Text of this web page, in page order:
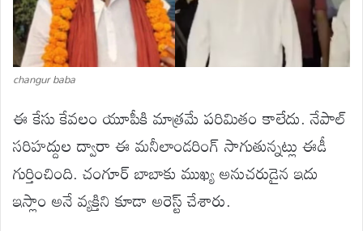
changur baba
ఈ కేసు కేవలం యూపీకి మాత్రమే పరిమితం కాలేదు. నేపాల్
సరిహద్దుల ద్వారా ఈ మనీలాండరింగ్ సాగుతున్నట్లు ఈడీ
గుర్తించింది. చంగూర్ బాబాకు ముఖ్య అనుచరుడైన ఇదు
ఇస్లాం అనే వ్యక్తిని కూడా అరెస్ట్ చేశారు.